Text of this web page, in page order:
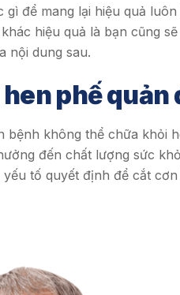
gì để mang lại hiệu quả
hiệu quả là bạn cũng
nội dung sau.
phế quản
bệnh không thể chữa khỏi
đến chất lượng sức
tố quyết định để cắt